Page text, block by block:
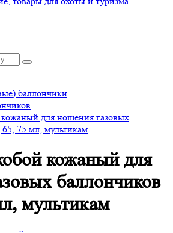
баллончики
кожаный для ношения газовых
75 мл, мультикам
кожаный для
баллончиков
мультикам